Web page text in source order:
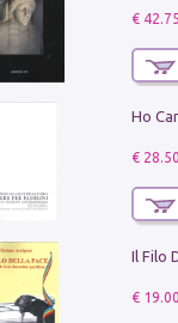
€ 42.75
€ 28.50
€ 19.00